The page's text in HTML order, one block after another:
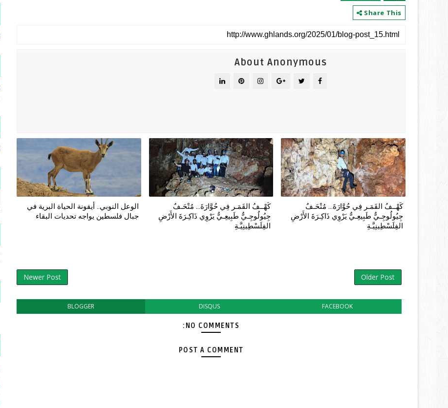
Share This
About Anonymous
الوعل النوبي.. أيقونة الحياة البرية في
جبال فلسطين يواجه تحديات البقاء
كَهْــفُ القَمَـر فِي حُوَّارَةَ... مُتْحَـفٌ
جِيُولُوجِـيٌّ طَبِيعِـيٌّ يَرْوِي ذَاكِـرَةَ الأَرْضِ
الفِلَسْطِينِيَّـةِ
كَهْــفُ القَمَـر فِي حُوَّارَةَ... مُتْحَـفٌ
جِيُولُوجِـيٌّ طَبِيعِـيٌّ يَرْوِي ذَاكِـرَةَ الأَرْضِ
الفِلَسْطِينِيَّـةِ
Newer Post Older Post
BLOGGER DISQUS FACEBOOK
NO COMMENTS:
POST A COMMENT